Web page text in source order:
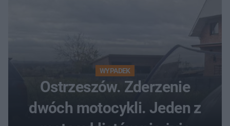
WYPADEK
Ostrzeszów. Zderzenie
dwóch motocykli. Jeden z